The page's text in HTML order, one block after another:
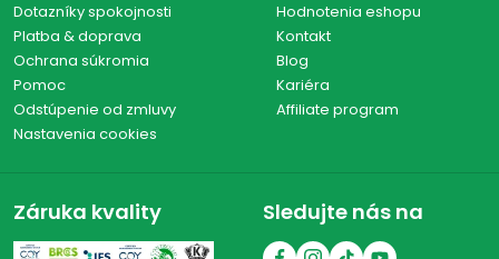
Dotazníky spokojnosti
Platba & doprava
Ochrana súkromia
Pomoc
Odstúpenie od zmluvy
Nastavenia cookies
Hodnotenia eshopu
Kontakt
Blog
Kariéra
Affiliate program
Záruka kvality Sledujte nás na